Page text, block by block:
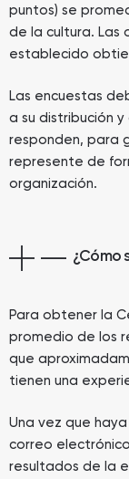
puntos) se
de la cultura. Las
establecido
Las encuestas
a su distribución
responden, para
represente de
organización.
¿Cómo
Para obtener la
promedio de los
que
tienen una
Una vez que
correo
resultados de la